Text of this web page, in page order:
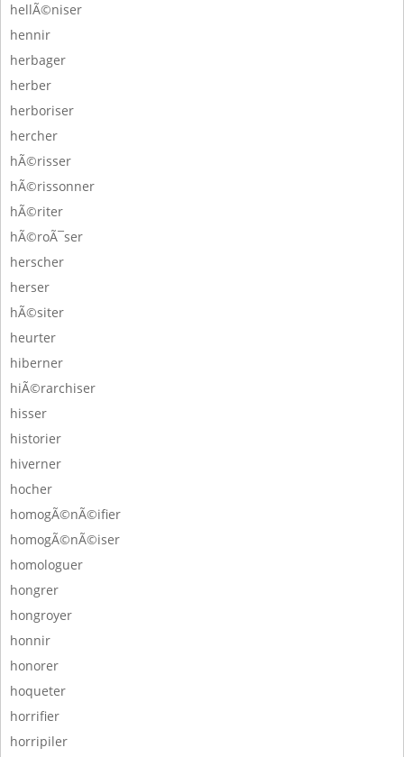
hellÃ©niser
hennir
herbager
herber
herboriser
hercher
hÃ©risser
hÃ©rissonner
hÃ©riter
hÃ©roÃ¯ser
herscher
herser
hÃ©siter
heurter
hiberner
hiÃ©rarchiser
hisser
historier
hiverner
hocher
homogÃ©nÃ©ifier
homogÃ©nÃ©iser
homologuer
hongrer
hongroyer
honnir
honorer
hoqueter
horrifier
horripiler